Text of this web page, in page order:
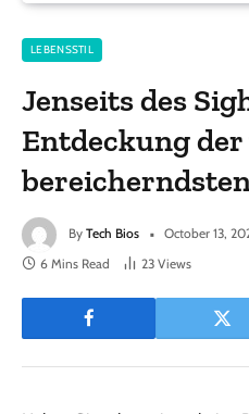
LEBENSSTIL
Jenseits des
Entdeckung
By Tech Bios October 13,
6 Mins Read
23 Views